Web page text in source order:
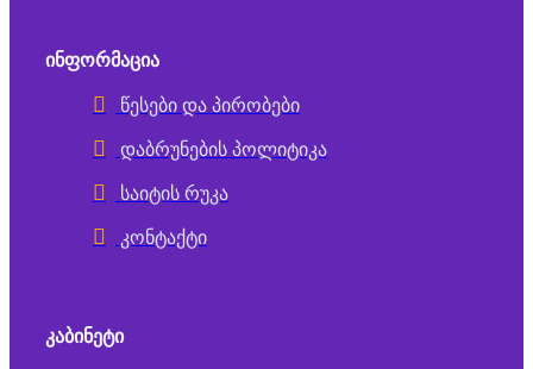
ᲘᲜᲤᲝᲠᲛᲐᲪᲘᲐ
წესები და პირობები
დაბრუნების პოლიტიკა
საიტის რუკა
კონტაქტი
ᲙᲐᲑᲘᲜᲔᲢᲘ